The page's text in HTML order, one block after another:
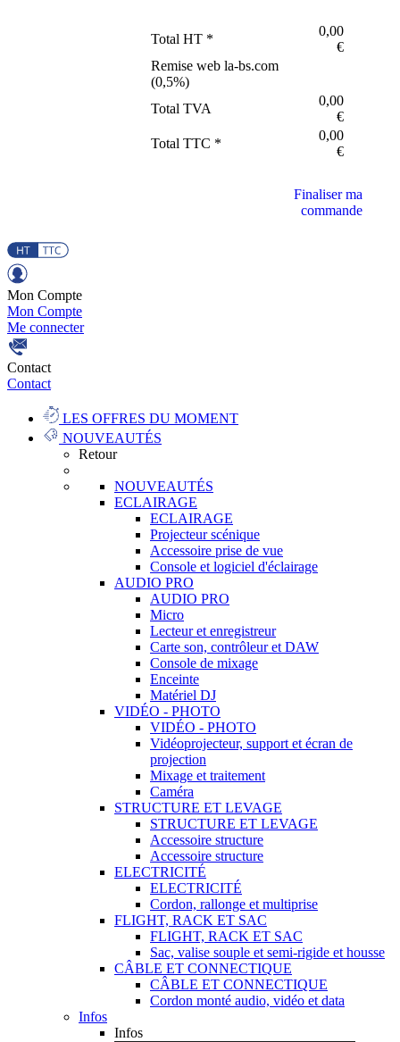
Total HT *
0,00
€
Remise web la-bs.com
(0,5%)
Total TVA
0,00
€
Total TTC *
0,00
€
Finaliser ma
commande
Mon Compte
Mon Compte
Me connecter
Contact
Contact
LES OFFRES DU MOMENT
NOUVEAUTÉS
Retour
NOUVEAUTÉS
ECLAIRAGE
ECLAIRAGE
Projecteur scénique
Accessoire prise de vue
Console et logiciel d'éclairage
AUDIO PRO
AUDIO PRO
Micro
Lecteur et enregistreur
Carte son, contrôleur et DAW
Console de mixage
Enceinte
Matériel DJ
VIDÉO - PHOTO
VIDÉO - PHOTO
Vidéoprojecteur, support et écran de
projection
Mixage et traitement
Caméra
STRUCTURE ET LEVAGE
STRUCTURE ET LEVAGE
Accessoire structure
Accessoire structure
ELECTRICITÉ
ELECTRICITÉ
Cordon, rallonge et multiprise
FLIGHT, RACK ET SAC
FLIGHT, RACK ET SAC
Sac, valise souple et semi-rigide et housse
CÂBLE ET CONNECTIQUE
CÂBLE ET CONNECTIQUE
Cordon monté audio, vidéo et data
Infos
Infos